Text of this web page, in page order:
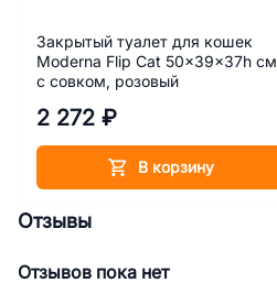
Закрытый туалет для кошек
Moderna Flip Cat 50x39x37h см
с совком, розовый
2 272 ₽
В корзину
Отзывы
Отзывов пока нет